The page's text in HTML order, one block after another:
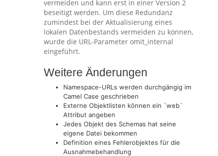
vermeiden und kann erst in einer Version 2
beseitigt werden. Um diese Redundanz
zumindest bei der Aktualisierung eines
lokalen Datenbestands vermeiden zu können,
wurde die URL-Parameter omit_internal
eingeführt.
Weitere Änderungen
Namespace-URLs werden durchgängig im
Camel Case geschrieben
Externe Objektlisten können ein `web`
Attribut angeben
Jedes Objekt des Schemas hat seine
eigene Datei bekommen
Definition eines Fehlerobjektes für die
Ausnahmebehandlung